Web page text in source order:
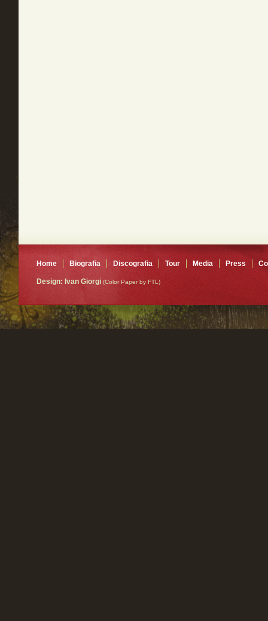
Home Biografia Discografia Tour Media Press
Design: Ivan Giorgi(Color Paper by FTL)